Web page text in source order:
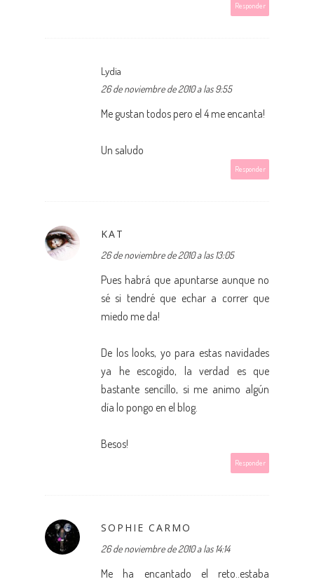
Responder
Lydia
26 de noviembre de 2010 a las 9:55
Me gustan todos pero el 4 me encanta!
Un saludo
Responder
KAT
26 de noviembre de 2010 a las 13:05
Pues habrá que apuntarse aunque no
sé si tendré que echar a correr que
miedo me da!
De los looks, yo para estas navidades
ya he escogido, la verdad es que
bastante sencillo, si me animo algún
día lo pongo en el blog.
Besos!
Responder
SOPHIE CARMO
26 de noviembre de 2010 a las 14:14
Me ha encantado el reto..estaba